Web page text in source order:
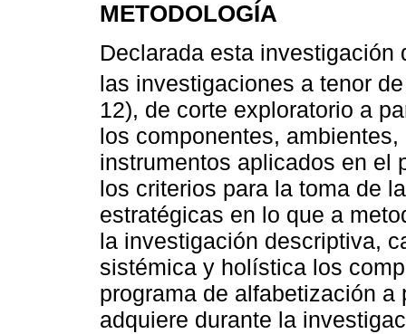
METODOLOGÍA
Declarada esta
las investigaciones a tenor
12), de corte exploratorio a
los componentes,
instrumentos aplicados en el
los criterios para la toma de
estratégicas en lo que a
la investigación descriptiva,
sistémica y holística los
programa de alfabetización
adquiere durante la